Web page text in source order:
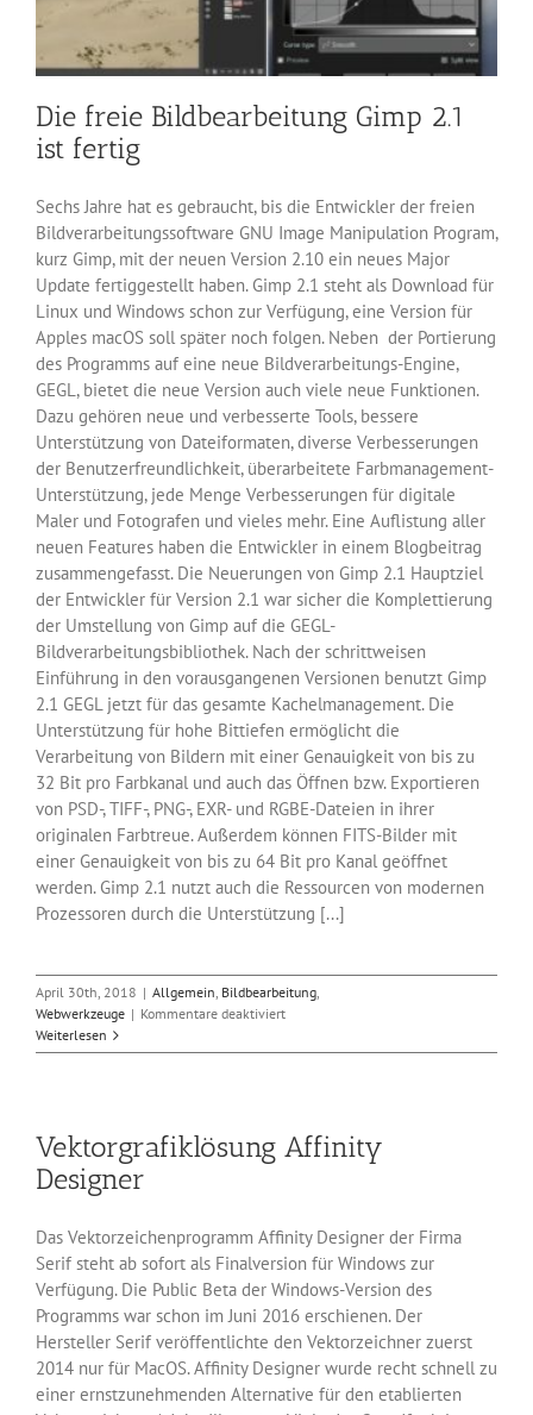
Die freie Bildbearbeitung Gimp 2.1
ist fertig
Sechs Jahre hat es gebraucht, bis die Entwickler der freien
Bildverarbeitungssoftware GNU Image Manipulation Program,
kurz Gimp, mit der neuen Version 2.10 ein neues Major
Update fertiggestellt haben. Gimp 2.1 steht als Download für
Linux und Windows schon zur Verfügung, eine Version für
Apples macOS soll später noch folgen. Neben der Portierung
des Programms auf eine neue Bildverarbeitungs-Engine,
GEGL, bietet die neue Version auch viele neue Funktionen.
Dazu gehören neue und verbesserte Tools, bessere
Unterstützung von Dateiformaten, diverse Verbesserungen
der Benutzerfreundlichkeit, überarbeitete Farbmanagement-
Unterstützung, jede Menge Verbesserungen für digitale
Maler und Fotografen und vieles mehr. Eine Auflistung aller
neuen Features haben die Entwickler in einem Blogbeitrag
zusammengefasst. Die Neuerungen von Gimp 2.1 Hauptziel
der Entwickler für Version 2.1 war sicher die Komplettierung
der Umstellung von Gimp auf die GEGL-
Bildverarbeitungsbibliothek. Nach der schrittweisen
Einführung in den vorausgangenen Versionen benutzt Gimp
2.1 GEGL jetzt für das gesamte Kachelmanagement. Die
Unterstützung für hohe Bittiefen ermöglicht die
Verarbeitung von Bildern mit einer Genauigkeit von bis zu
32 Bit pro Farbkanal und auch das Öffnen bzw. Exportieren
von PSD-, TIFF-, PNG-, EXR- und RGBE-Dateien in ihrer
originalen Farbtreue. Außerdem können FITS-Bilder mit
einer Genauigkeit von bis zu 64 Bit pro Kanal geöffnet
werden. Gimp 2.1 nutzt auch die Ressourcen von modernen
Prozessoren durch die Unterstützung [...]
April 30th, 2018 | Allgemein, Bildbearbeitung,
Webwerkzeuge | Kommentare deaktiviertfür
freie
ist
fertig
Weiterlesen
Vektorgrafiklösung Affinity
Designer
Das Vektorzeichenprogramm Affinity Designer der Firma
Serif steht ab sofort als Finalversion für Windows zur
Verfügung. Die Public Beta der Windows-Version des
Programms war schon im Juni 2016 erschienen. Der
Hersteller Serif veröffentlichte den Vektorzeichner zuerst
2014 nur für MacOS. Affinity Designer wurde recht schnell zu
einer ernstzunehmenden Alternative für den etablierten